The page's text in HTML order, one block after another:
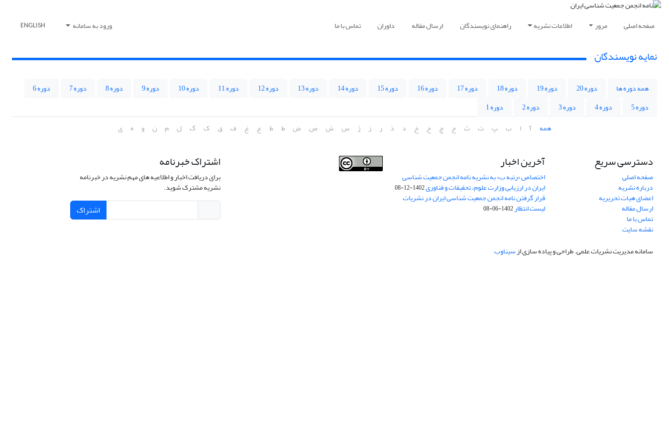
صفحه اصلی مرور اطلاعات نشریه راهنمای نویسندگان ارسال مقاله داوران تماس با ما ورود به سامانه ENGLISH
نمایه نویسندگان
همه دوره ها دوره 20 دوره 19 دوره 18 دوره 17 دوره 16 دوره 15 دوره 14 دوره 13 دوره 12 دوره 11 دوره 10 دوره 9 دوره 8 دوره 7
دوره 6
دوره 5
دوره 4 دوره 3 دوره 2
دوره 1
همه
آ ا ب پ ت ث ج چ ح خ د ذ ر ز ژ س ش ص ض ط ظ ع غ ف ق ک گ ل م ن و ه ی
دسترسی سریع
صفحه اصلی
درباره نشریه
اعضای هیات تحریریه
ارسال مقاله
تماس با ما
نقشه سایت
آخرین اخبار
اختصاص «رتبه ب» به نشریه نامه انجمن جمعیت شناسی
ایران در ارزیابی وزارت علوم، تحقیقات و فناوری1402-12-08
قرار گرفتن نامه انجمن جمعیت شناسی ایران در نشریات
لیست انتظار1402-06-08
اشتراک خبرنامه
برای دریافت اخبار و اطلاعیه های مهم نشریه در خبرنامه
نشریه مشترک شوید.
اشتراک
سامانه مدیریت نشریات علمی.طراحی و پیاده سازی ازسیناوب